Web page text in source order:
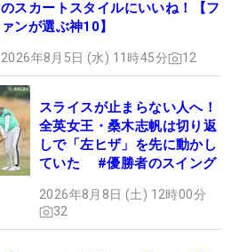
のスカートスタイルにいいね！【フ
ァンが選ぶ神10】
2026年8月5日 (水) 11時45分 12
スライスが止まらない人へ！
全英女王・桑木志帆は切り返
しで「左ヒザ」を先に動かし
ていた #優勝者のスイング
2026年8月8日 (土) 12時00分
32